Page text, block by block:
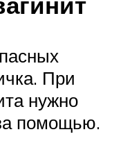
При
нужно
помощью.